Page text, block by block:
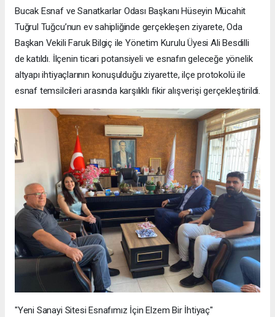
Bucak Esnaf ve Sanatkarlar Odası Başkanı Hüseyin Mücahit
Tuğrul Tuğcu’nun ev sahipliğinde gerçekleşen ziyarete, Oda
Başkan Vekili Faruk Bilgiç ile Yönetim Kurulu Üyesi Ali Besdilli
de katıldı. İlçenin ticari potansiyeli ve esnafın geleceğe yönelik
altyapı ihtiyaçlarının konuşulduğu ziyarette, ilçe protokolü ile
esnaf temsilcileri arasında karşılıklı fikir alışverişi gerçekleştirildi.
"Yeni Sanayi Sitesi Esnafımız İçin Elzem Bir İhtiyaç"